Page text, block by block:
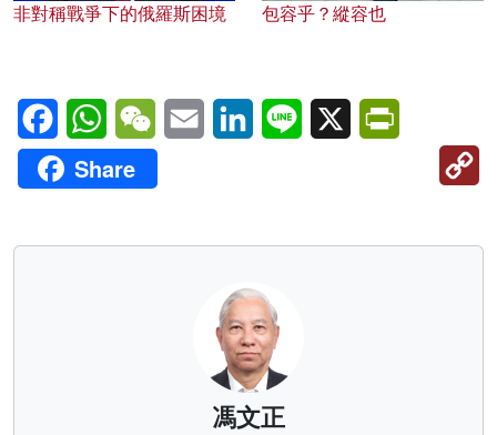
非對稱戰爭下的俄羅斯困境 包容乎？縱容也
FacebookWhatsAppWeChatEmail LinkedInLine X
Share
馮文正